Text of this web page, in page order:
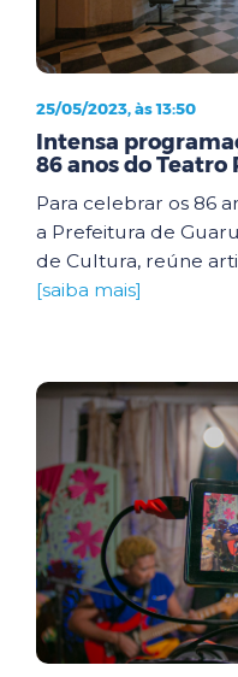
25/05/2023, às 13:50
Intensa
86 anos do Teatro
Para celebrar os 86
a Prefeitura de
de Cultura, reúne
[saiba mais]